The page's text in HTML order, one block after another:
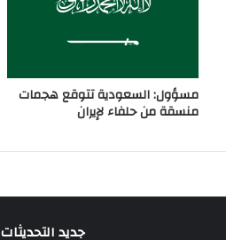
مسؤول: السعودية تتوقع هجمات
منسقة من حلفاء لإيران
جديد التحديثات